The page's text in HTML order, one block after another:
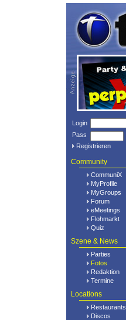
Login
Pass
Registrieren
Community
CommuniX
MyProfile
MyGroups
Forum
eMeetings
Flohmarkt
Quiz
Szene & News
Parties
Fotos
Redaktion
Termine
Locations
Restaurants
Discos